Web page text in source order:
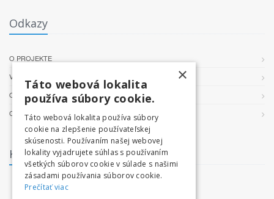
Odkazy
O PROJEKTE
VŠEOBECNÉ PODMIENKY
OCHRANA OSOBNÝCH ÚDAJOV
COOKIES
Kontakt
facebook.com/tatryvpohybe
×
Táto webová lokalita
používa súbory cookie.
Táto webová lokalita používa súbory
cookie na zlepšenie používateľskej
skúsenosti. Používaním našej webovej
lokality vyjadrujete súhlas s používaním
všetkých súborov cookie v súlade s našimi
zásadami používania súborov cookie.
Prečítať viac